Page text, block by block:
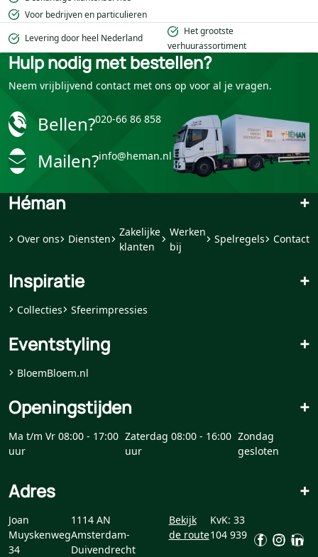
Voor bedrijven en particulieren
Levering door heel Nederland
Het grootste
verhuurassortiment
Hulp nodig met bestellen?
Neem vrijblijvend contact met ons op voor al je vragen.
Bellen?020-66 86 858
Mailen?info@heman.nl
Héman +
Over ons Diensten
Zakelijke
klanten
Werken
bij
Spelregels Contact
Inspiratie +
Collecties Sfeerimpressies
Eventstyling +
BloemBloem.nl
Openingstijden +
Ma t/m Vr 08:00 - 17:00
uur
Zaterdag 08:00 - 16:00
uur
Zondag
gesloten
Adres +
Joan
Muyskenweg
34
1114 AN
Amsterdam-
Duivendrecht
Bekijk
de route
KvK: 33
104 939